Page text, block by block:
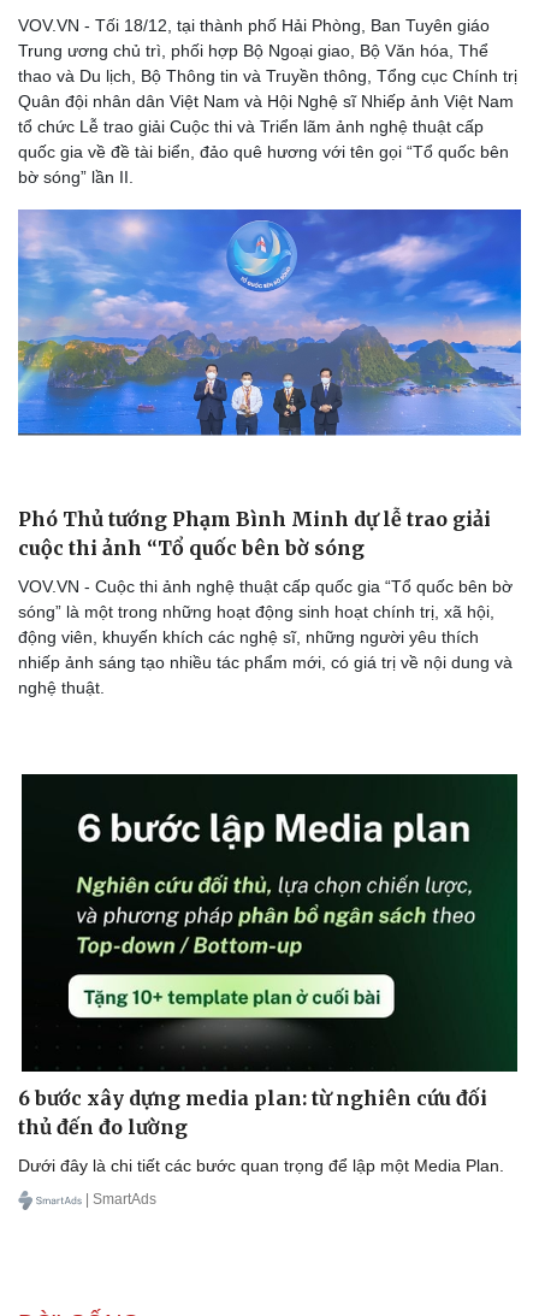
Văn hóa
Sân khấu - Điện ảnh
Văn học
Âm nhạc
Di sản
Giải trí
Nghệ sĩ
Thời trang
Sao Việt
VOV.VN - Tối 18/12, tại thành phố Hải Phòng, Ban Tuyên giáo
Trung ương chủ trì, phối hợp Bộ Ngoại giao, Bộ Văn hóa, Thể
thao và Du lịch, Bộ Thông tin và Truyền thông, Tổng cục Chính trị
Quân đội nhân dân Việt Nam và Hội Nghệ sĩ Nhiếp ảnh Việt Nam
tổ chức Lễ trao giải Cuộc thi và Triển lãm ảnh nghệ thuật cấp
quốc gia về đề tài biển, đảo quê hương với tên gọi “Tổ quốc bên
bờ sóng” lần II.
Phó Thủ tướng Phạm Bình Minh dự lễ trao giải
cuộc thi ảnh “Tổ quốc bên bờ sóng
VOV.VN - Cuộc thi ảnh nghệ thuật cấp quốc gia “Tổ quốc bên bờ
sóng” là một trong những hoạt động sinh hoạt chính trị, xã hội,
động viên, khuyến khích các nghệ sĩ, những người yêu thích
nhiếp ảnh sáng tạo nhiều tác phẩm mới, có giá trị về nội dung và
nghệ thuật.
6 bước xây dựng media plan: từ nghiên cứu đối
thủ đến đo lường
Dưới đây là chi tiết các bước quan trọng để lập một Media Plan.
| SmartAds